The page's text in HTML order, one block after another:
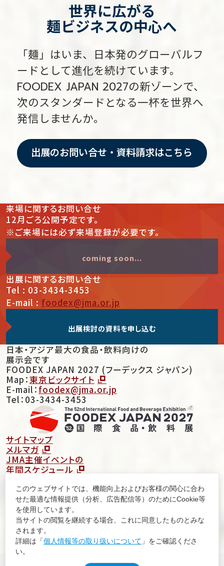
このウェブサイトでは、機能向上およびお客様の関心に合わ
せた最適な情報提供（分析、広告配信等）のためにCookie等
を使用しています。
当サイトの閲覧を継続する場合、これに同意したものとみな
されます。
詳細は「個人情報等の取り扱いについて 」をご確認くださ
い。
世界に広がる
麺ビジネスの中心へ
「麺」はいま、日本発のグローバルフ
ードとして進化を続けています。
FOODEX JAPAN 2027の新ゾーンで、
次のスタンダードとなる一杯を世界へ
発信しませんか。
出展のお問い合せ・資料請求はこちら
来場に関するお問い合せ
12月ごろ公開予定です。
※ご来場には必ず来場登録が必要です。
coming soon...
出展に関するお問い合せ
Tel : 03-3434-3453
E-mail : foodex@jma.or.jp
出展検討の資料を申し込む
日本・アジア最大の食品・飲料向けの
展示会です
FOODEX JAPAN 2027 (フーデックス ジャパン)
Map：東京ビックサイト
E-mail： foodex@jma.or.jp
Tel：03-3434-3453
サイトマップ
メルマガ
JMA主催イベントの
年間スケジュール